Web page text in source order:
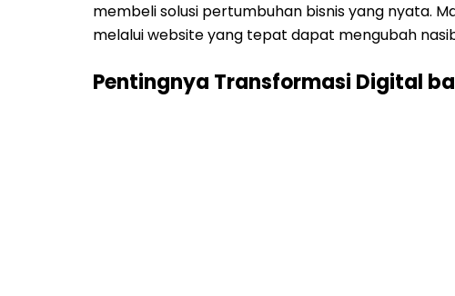
membeli solusi pertumbuhan bisnis yang nyata.
melalui website yang tepat dapat mengubah
Pentingnya Transformasi Digital